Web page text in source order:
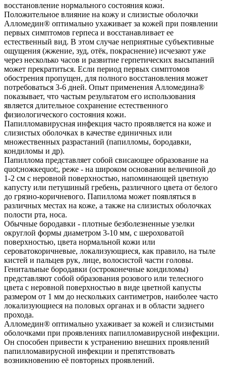
восстановление нормального состояния кожи.
Положительное влияние на кожу и слизистые оболочки
Алломедин® оптимально ухаживает за кожей при появлении
первых симптомов герпеса и восстанавливает ее
естественный вид. В этом случае неприятные субъективные
ощущения (жжение, зуд, отёк, покраснение) исчезают уже
через несколько часов и развитие герпетических высыпаний
может прекратиться. Если период первых симптомов
обострения пропущен, для полного восстановления может
потребоваться 3-6 дней. Опыт применения Алломедина®
показывает, что частым результатом его использования
является длительное сохранение естественного
физиологического состояния кожи.
Папилломавирусная инфекция часто проявляется на коже и
слизистых оболочках в качестве единичных или
множественных разрастаний (папилломы, бородавки,
кондиломы и др).
Папиллома представляет собой свисающее образование на
quot;ножкеquot;, реже - на широком основании величиной до
1-2 см с неровной поверхностью, напоминающей цветную
капусту или петушиный гребень, различного цвета от белого
до грязно-коричневого. Папиллома может появляться в
различных местах на коже, а также на слизистых оболочках
полости рта, носа.
Обычные бородавки - плотные безболезненные узелки
округлой формы диаметром 3-10 мм, с шероховатой
поверхностью, цвета нормальной кожи или
сероватокоричневые, локализующиеся, как правило, на тыле
кистей и пальцев рук, лице, волосистой части головы.
Генитальные бородавки (остроконечные кондиломы)
представляют собой образования розового или телесного
цвета с неровной поверхностью в виде цветной капусты
размером от 1 мм до нескольких сантиметров, наиболее часто
локализующиеся на половых органах и в области заднего
прохода.
Алломедин® оптимально ухаживает за кожей и слизистыми
оболочками при проявлениях папилломавирусной инфекции.
Он способен привести к устранению внешних проявлений
папилломавирусной инфекции и препятствовать
возникновению её повторных проявлений.